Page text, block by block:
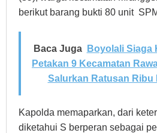
berikut barang bukti 80 unit
Baca Juga
Boyolali Siaga
Petakan 9 Kecamatan
Salurkan Ratusan Ribu
Kapolda memaparkan, dari
diketahui S berperan sebagai